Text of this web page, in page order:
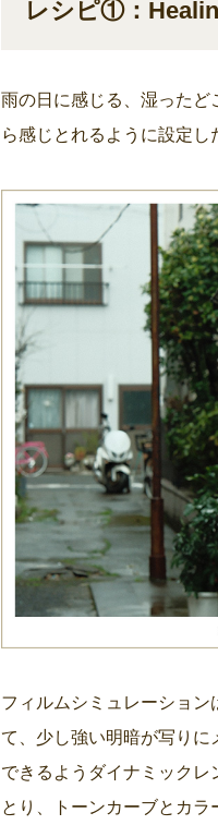
レシピ①：
雨の日に感じる、湿った
ら感じとれるように設定し
フィルムシミュレーショ
て、少し強い明暗が写り
できるようダイナミック
とり、トーンカーブとカラ